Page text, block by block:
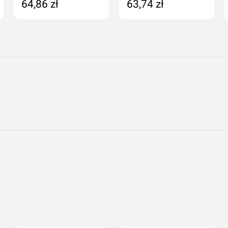
64,86 zł 63,74 zł